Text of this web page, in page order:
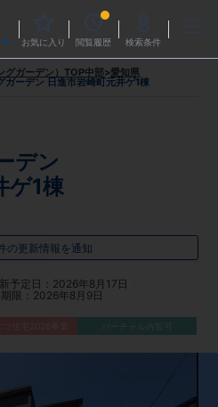
お気に入り 閲覧履歴 検索条件
グガーデン）TOP中部>愛知県
ガーデン 日進市岩崎町元井ゲ1棟
デン
ゲ1棟
の更新情報を通知
予定日
2026年8月17日
限 2026年8月9日
バーチャル内覧可